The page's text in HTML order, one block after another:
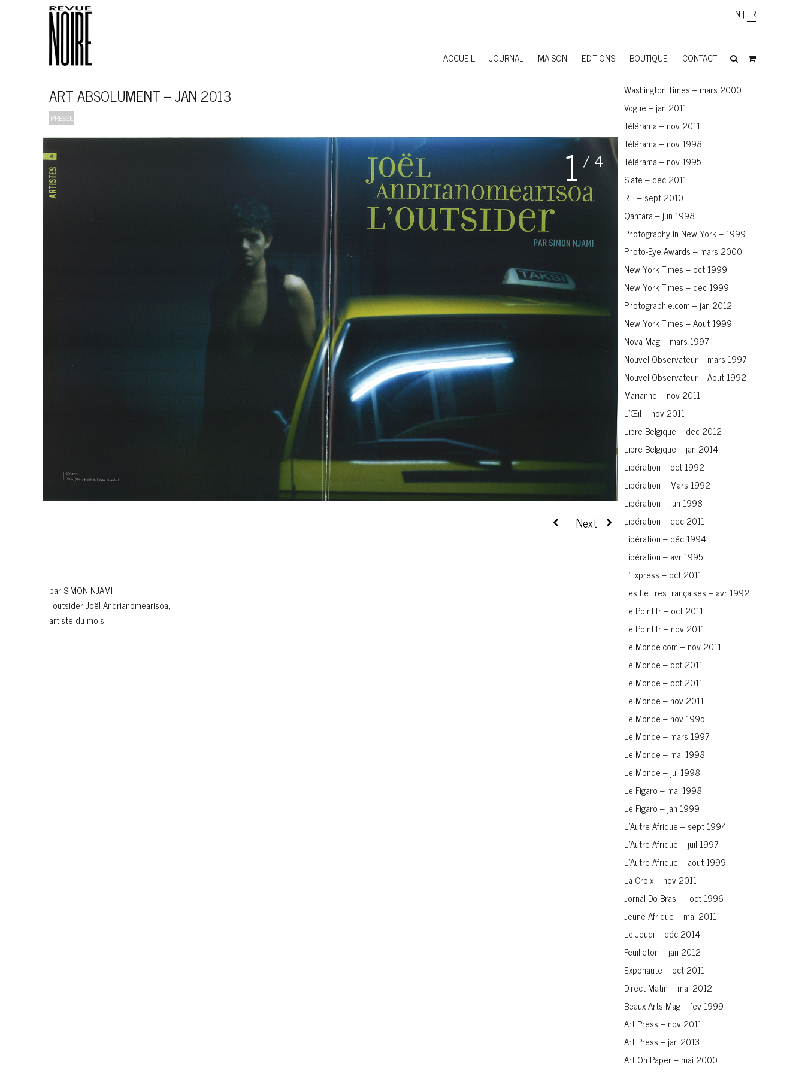
ACCUEIL JOURNAL MAISON EDITIONS BOUTIQUE CONTACT
EN | FR
ART ABSOLUMENT – JAN 2013
PRESSE
1 / 4
par SIMON NJAMI
l’outsider Joël Andrianomearisoa,
artiste du mois
Washington Times – mars 2000
Vogue – jan 2011
Télérama – nov 2011
Télérama – nov 1998
Télérama – nov 1995
Slate – dec 2011
RFI – sept 2010
Qantara – jun 1998
Photography in New York – 1999
Photo-Eye Awards – mars 2000
New York Times – oct 1999
New York Times – dec 1999
Photographie.com – jan 2012
New York Times – Aout 1999
Nova Mag – mars 1997
Nouvel Observateur – mars 1997
Nouvel Observateur – Aout 1992
Marianne – nov 2011
L’Œil – nov 2011
Libre Belgique – dec 2012
Libre Belgique – jan 2014
Libération – oct 1992
Libération – Mars 1992
Libération – jun 1998
Libération – dec 2011
Libération – déc 1994
Libération – avr 1995
L’Express – oct 2011
Les Lettres françaises – avr 1992
Le Point.fr – oct 2011
Le Point.fr – nov 2011
Le Monde.com – nov 2011
Le Monde – oct 2011
Le Monde – oct 2011
Le Monde – nov 2011
Le Monde – nov 1995
Le Monde – mars 1997
Le Monde – mai 1998
Le Monde – jul 1998
Le Figaro – mai 1998
Le Figaro – jan 1999
L’Autre Afrique – sept 1994
L’Autre Afrique – juil 1997
L’Autre Afrique – aout 1999
La Croix – nov 2011
Jornal Do Brasil – oct 1996
Jeune Afrique – mai 2011
Le Jeudi – déc 2014
Feuilleton – jan 2012
Exponaute – oct 2011
Direct Matin – mai 2012
Beaux Arts Mag – fev 1999
Art Press – nov 2011
Art Press – jan 2013
Art On Paper – mai 2000